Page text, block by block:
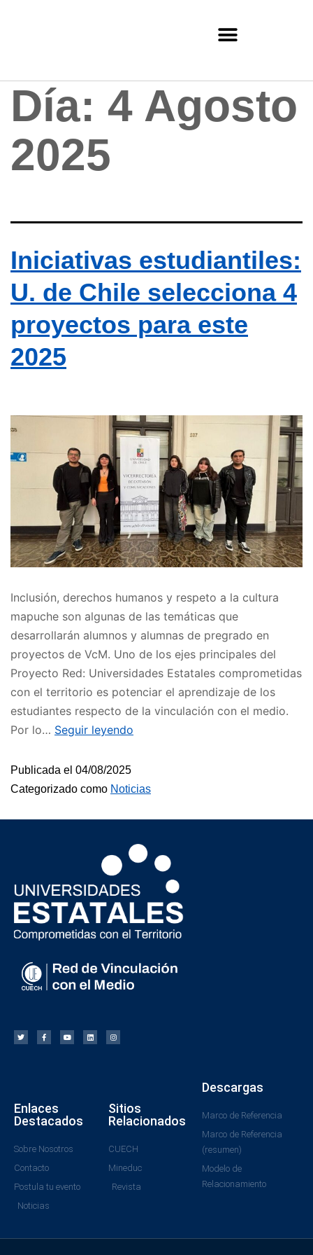
Día: 4 Agosto
2025
Iniciativas estudiantiles:
U. de Chile selecciona 4
proyectos para este
2025
Inclusión, derechos humanos y respeto a la cultura
mapuche son algunas de las temáticas que
desarrollarán alumnos y alumnas de pregrado en
proyectos de VcM. Uno de los ejes principales del
Proyecto Red: Universidades Estatales comprometidas
con el territorio es potenciar el aprendizaje de los
estudiantes respecto de la vinculación con el medio.
Por lo… Seguir leyendo
Publicada el 04/08/2025
Categorizado como Noticias
Enlaces
Destacados
Sobre Nosotros
Contacto
Postula tu evento
Noticias
Sitios
Relacionados
CUECH
Mineduc
Revista
Descargas
Marco de Referencia
Marco de Referencia
(resumen)
Modelo de
Relacionamiento